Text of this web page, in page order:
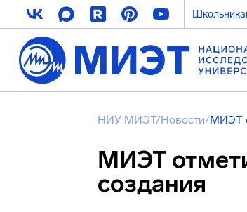
НИУ МИЭТ/Новости/МИЭТ
МИЭТ
создания